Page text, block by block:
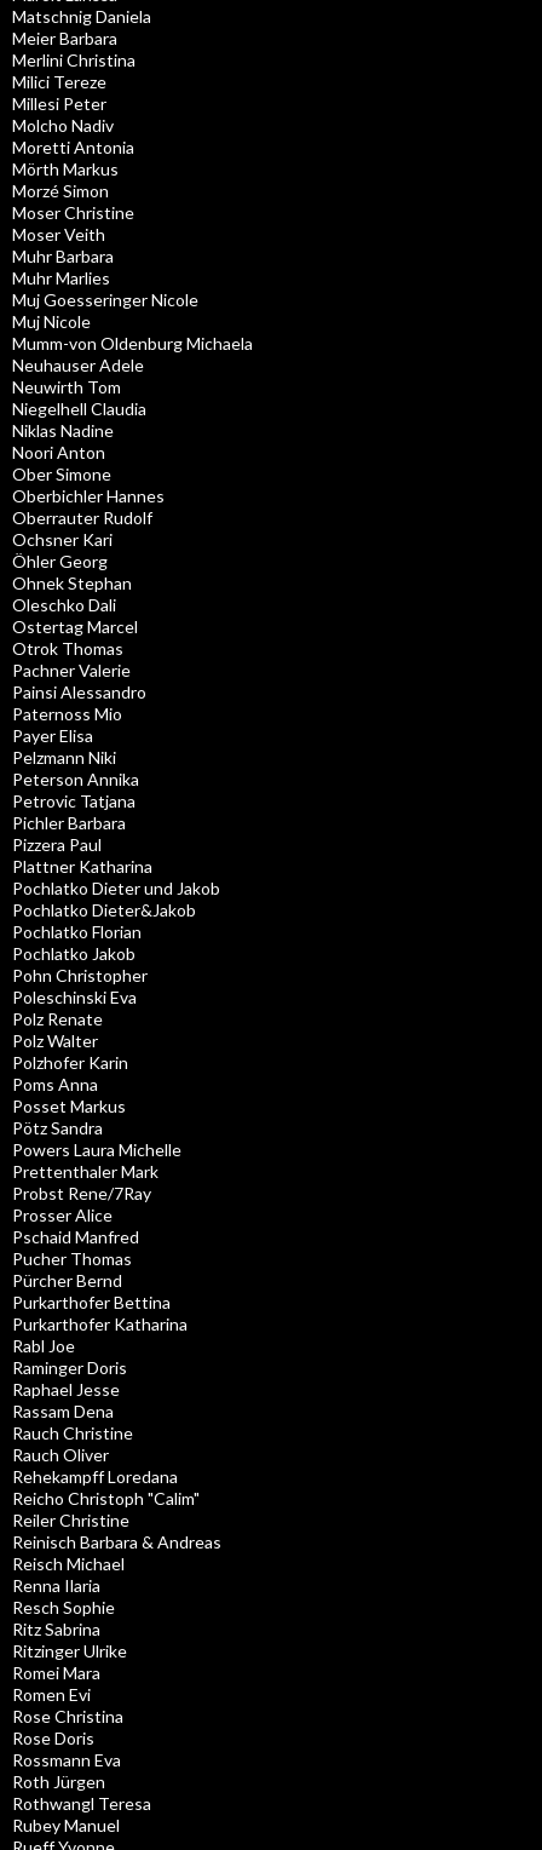
Matschnig Daniela
Meier Barbara
Merlini Christina
Milici Tereze
Millesi Peter
Molcho Nadiv
Moretti Antonia
Mörth Markus
Morzé Simon
Moser Christine
Moser Veith
Muhr Barbara
Muhr Marlies
Muj Goesseringer Nicole
Muj Nicole
Mumm-von Oldenburg Michaela
Neuhauser Adele
Neuwirth Tom
Niegelhell Claudia
Niklas Nadine
Noori Anton
Ober Simone
Oberbichler Hannes
Oberrauter Rudolf
Ochsner Kari
Öhler Georg
Ohnek Stephan
Oleschko Dali
Ostertag Marcel
Otrok Thomas
Pachner Valerie
Painsi Alessandro
Paternoss Mio
Payer Elisa
Pelzmann Niki
Peterson Annika
Petrovic Tatjana
Pichler Barbara
Pizzera Paul
Plattner Katharina
Pochlatko Dieter und Jakob
Pochlatko Dieter&Jakob
Pochlatko Florian
Pochlatko Jakob
Pohn Christopher
Poleschinski Eva
Polz Renate
Polz Walter
Polzhofer Karin
Poms Anna
Posset Markus
Pötz Sandra
Powers Laura Michelle
Prettenthaler Mark
Probst Rene/7Ray
Prosser Alice
Pschaid Manfred
Pucher Thomas
Pürcher Bernd
Purkarthofer Bettina
Purkarthofer Katharina
Rabl Joe
Raminger Doris
Raphael Jesse
Rassam Dena
Rauch Christine
Rauch Oliver
Rehekampff Loredana
Reicho Christoph "Calim"
Reiler Christine
Reinisch Barbara & Andreas
Reisch Michael
Renna Ilaria
Resch Sophie
Ritz Sabrina
Ritzinger Ulrike
Romei Mara
Romen Evi
Rose Christina
Rose Doris
Rossmann Eva
Roth Jürgen
Rothwangl Teresa
Rubey Manuel